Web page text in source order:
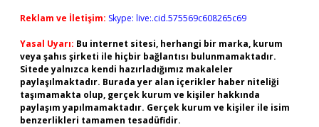
Reklam ve İletişim: Skype: live:.cid.575569c608265c69
Yasal Uyarı: Bu internet sitesi, herhangi bir marka, kurum
veya şahıs şirketi ile hiçbir bağlantısı bulunmamaktadır.
Sitede yalnızca kendi hazırladığımız makaleler
paylaşılmaktadır. Burada yer alan içerikler haber niteliği
taşımamakta olup, gerçek kurum ve kişiler hakkında
paylaşım yapılmamaktadır. Gerçek kurum ve kişiler ile isim
benzerlikleri tamamen tesadüfidir.